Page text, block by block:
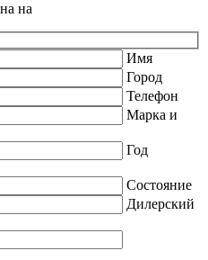
на
Имя
Город
Телефон
Марка и
Год
Состояние
Дилерский